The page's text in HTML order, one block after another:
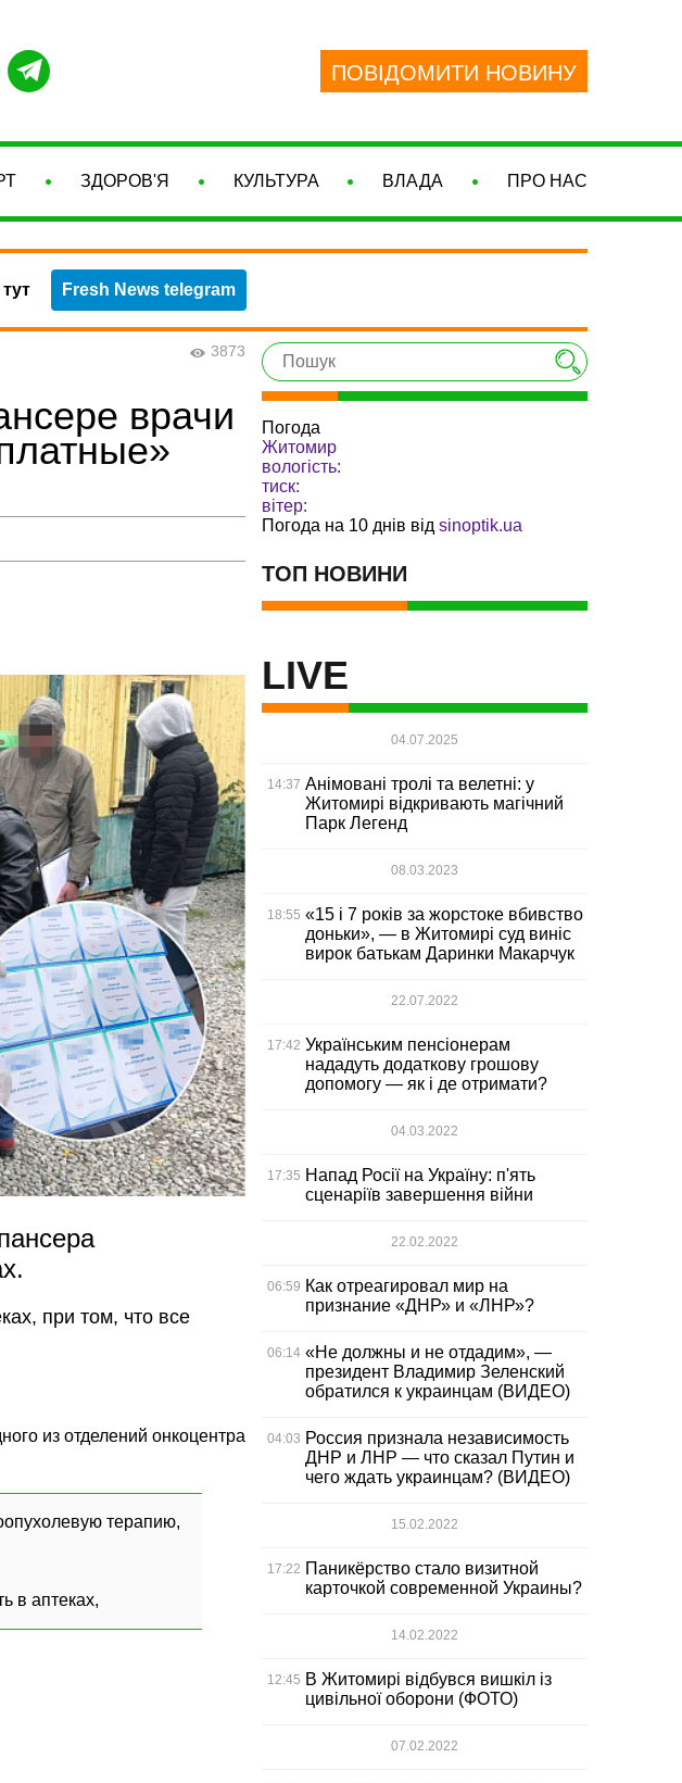
ПОВІДОМИТИ НОВИНУ
ЗДОРОВ'Я КУЛЬТУРА ВЛАДА ПРО НАС
Fresh News telegram
3873
врачи
при том, что все
из отделений онкоцентра
терапию,
в аптеках,
Погода
Житомир
вологість:
тиск:
вітер:
Погода на 10 днів від sinoptik.ua
ТОП НОВИНИ
LIVE
04.07.2025
14:37 Анімовані тролі та велетні: у
Житомирі відкривають магічний
Парк Легенд
08.03.2023
18:55 «15 і 7 років за жорстоке вбивство
доньки», — в Житомирі суд виніс
вирок батькам Даринки Макарчук
22.07.2022
17:42 Українським пенсіонерам
нададуть додаткову грошову
допомогу — як і де отримати?
04.03.2022
17:35 Напад Росії на Україну: п'ять
сценаріїв завершення війни
22.02.2022
06:59 Как отреагировал мир на
признание «ДНР» и «ЛНР»?
06:14 «Не должны и не отдадим», —
президент Владимир Зеленский
обратился к украинцам (ВИДЕО)
04:03 Россия признала независимость
ДНР и ЛНР — что сказал Путин и
чего ждать украинцам? (ВИДЕО)
15.02.2022
17:22 Паникёрство стало визитной
карточкой современной Украины?
14.02.2022
12:45 В Житомирі відбувся вишкіл із
цивільної оборони (ФОТО)
07.02.2022